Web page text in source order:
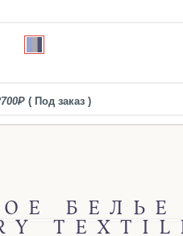
( Под заказ )
БЕЛЬЕ